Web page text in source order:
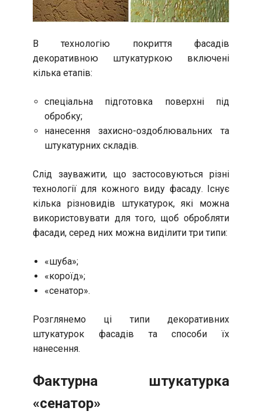
В технологію покриття фасадів
декоративною штукатуркою включені
кілька етапів:
спеціальна підготовка поверхні під
обробку;
нанесення захисно-оздоблювальних та
штукатурних складів.
Слід зауважити, що застосовуються різні
технології для кожного виду фасаду. Існує
кілька різновидів штукатурок, які можна
використовувати для того, щоб обробляти
фасади, серед них можна виділити три типи:
«шуба»;
«короїд»;
«сенатор».
Розглянемо ці типи декоративних
штукатурок фасадів та способи їх
нанесення.
Фактурна штукатурка
«сенатор»